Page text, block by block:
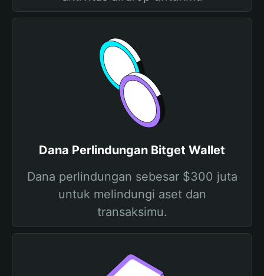
Dana Perlindungan Bitget Wallet
Dana perlindungan sebesar $300 juta
untuk melindungi aset dan
transaksimu.